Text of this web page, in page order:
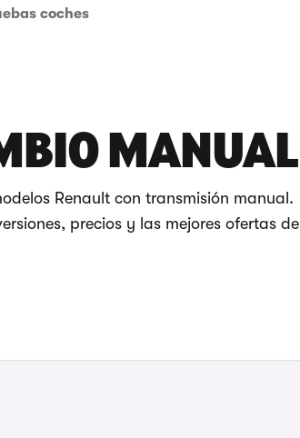
coches
MANUAL
Renault con transmisión manual.
precios y las mejores ofertas de